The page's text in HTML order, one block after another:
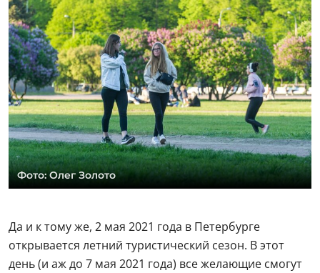
Фото: Олег Золото
Да и к тому же, 2 мая 2021 года в Петербурге
открывается летний туристический сезон. В этот
день (и аж до 7 мая 2021 года) все желающие смогут